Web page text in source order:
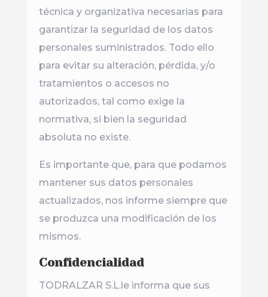
técnica y organizativa necesarias para
garantizar la seguridad de los datos
personales suministrados. Todo ello
para evitar su alteración, pérdida, y/o
tratamientos o accesos no
autorizados, tal como exige la
normativa, si bien la seguridad
absoluta no existe.
Es importante que, para que podamos
mantener sus datos personales
actualizados, nos informe siempre que
se produzca una modificación de los
mismos.
Confidencialidad
TODRALZAR S.L.le informa que sus